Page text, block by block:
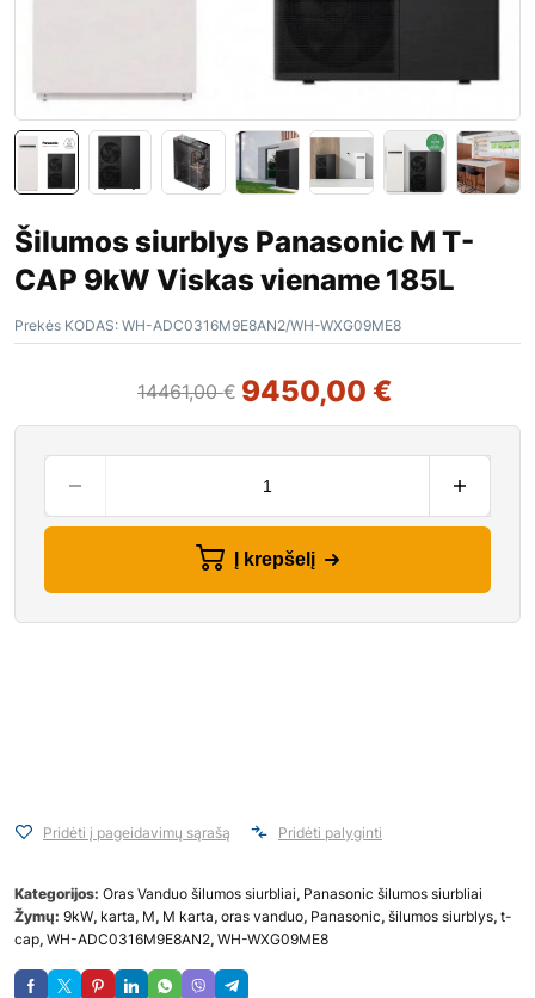
Šilumos siurblys Panasonic M T-
CAP 9kW Viskas viename 185L
Prekės KODAS: WH-ADC0316M9E8AN2/WH-WXG09ME8
14461,00€ 9450,00 €
Į krepšelį
Pridėti į pageidavimų sąrašą Pridėti palyginti
Kategorijos: Oras Vanduo šilumos siurbliai, Panasonic šilumos siurbliai
Žymų: 9kW, karta, M, M karta, oras vanduo, Panasonic, šilumos siurblys, t-
cap, WH-ADC0316M9E8AN2, WH-WXG09ME8